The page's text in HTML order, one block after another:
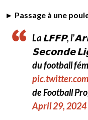
► Passage à une
La 𝗟𝗙𝗙𝗣,
𝗦𝗲𝗰𝗼𝗻𝗱𝗲
du football
de Football
April 29, 2024